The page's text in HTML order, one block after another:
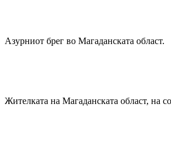
Азурниот брег во Магаданската област.
Жителката на Магаданската област, на